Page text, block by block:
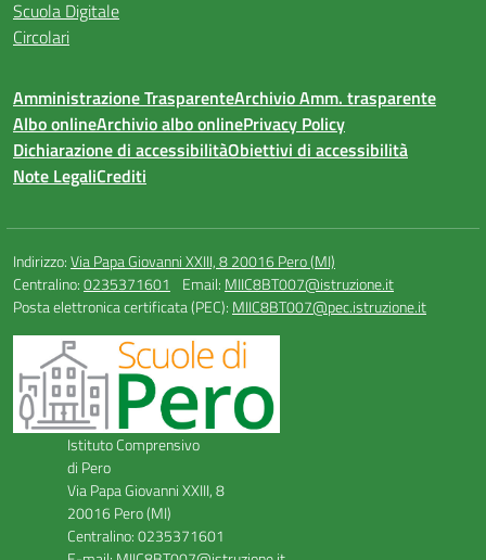
Scuola Digitale
Circolari
Amministrazione TrasparenteArchivio Amm. trasparente
Albo onlineArchivio albo onlinePrivacy Policy
Dichiarazione di accessibilitàObiettivi di accessibilità
Note LegaliCrediti
Indirizzo:Via Papa Giovanni XXIII, 8 20016 Pero (MI)
Centralino:0235371601 Email: MIIC8BT007@istruzione.it
Posta elettronica certificata (PEC): MIIC8BT007@pec.istruzione.it
Istituto Comprensivo
di Pero
Via Papa Giovanni XXIII, 8
20016 Pero (MI)
Centralino: 0235371601